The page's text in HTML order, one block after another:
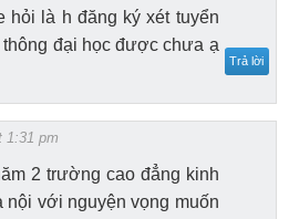
hỏi là h đăng ký xét tuyển
đại học được chưa ạ
Trả lời
1:31 pm
2 trường cao đẳng kinh
nội với nguyện vọng muốn